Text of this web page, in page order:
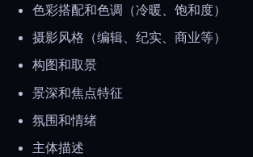
色彩搭配和色调（冷暖、饱和度）
摄影风格（编辑、纪实、商业等）
构图和取景
景深和焦点特征
氛围和情绪
主体描述